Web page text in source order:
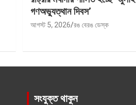
গণঅভ্যুত্থান দিবস’
আগস্ট 5, 2026 রঙ বেরঙ ডেস্ক
সংযুক্ত থাকুন